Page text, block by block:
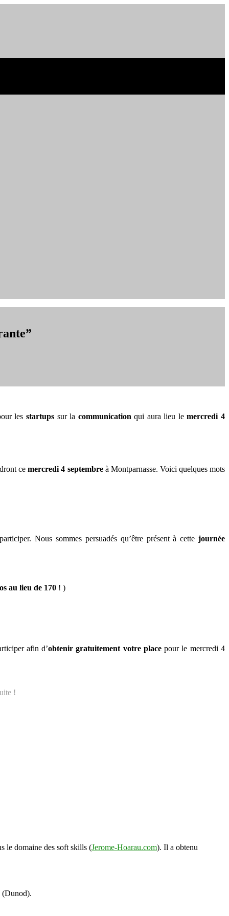
les startupssur la communicationqui aura lieu lemercredi 4
cemercredi 4 septembreà Montparnasse. Voici quelques mots
Nous sommes persuadés qu’être présent à cettejournée
au lieu de 170 ! )
afin d’obtenir gratuitement votre placepour le mercredi 4
!
le domaine des soft skills (Jerome-Hoarau.com). Il a obtenu
(Dunod).